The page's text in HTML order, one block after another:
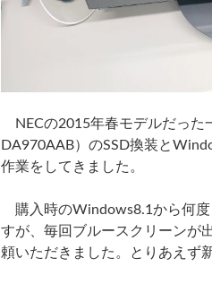
NECの2015年春モデルだった
DA970AAB）のSSD換装と
作業をしてきました。
購入時のWindows8.1から何度
すが、毎回ブルースクリーンが
頼いただきました。とりあえず